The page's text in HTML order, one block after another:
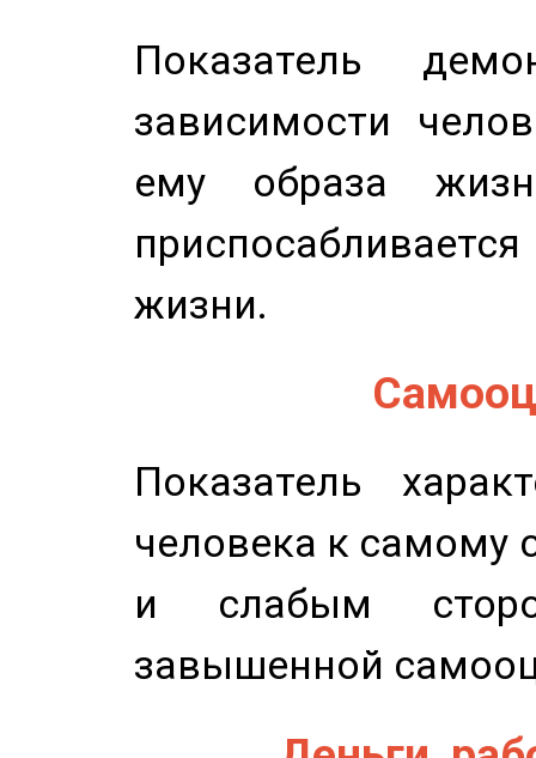
Показатель
зависимости
ему образа
жизни.
Показатель
человека к самому
и слабым
завышенной